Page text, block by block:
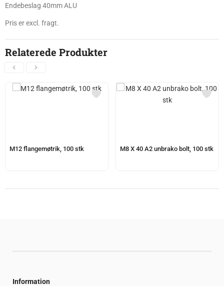
Endebeslag 40mm ALU
Pris er excl. fragt.
Relaterede Produkter
M12 flangemøtrik, 100 stk M8 X 40 A2 unbrako bolt, 100 stk
Information